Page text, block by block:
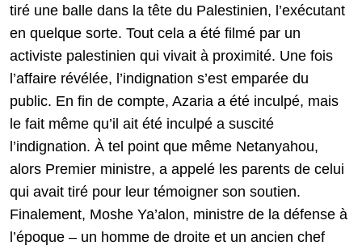
tiré une balle dans la tête du Palestinien, l’exécutant
en quelque sorte. Tout cela a été filmé par un
activiste palestinien qui vivait à proximité. Une fois
l’affaire révélée, l’indignation s’est emparée du
public. En fin de compte, Azaria a été inculpé, mais
le fait même qu’il ait été inculpé a suscité
l’indignation. À tel point que même Netanyahou,
alors Premier ministre, a appelé les parents de celui
qui avait tiré pour leur témoigner son soutien.
Finalement, Moshe Ya’alon, ministre de la défense à
l’époque – un homme de droite et un ancien chef